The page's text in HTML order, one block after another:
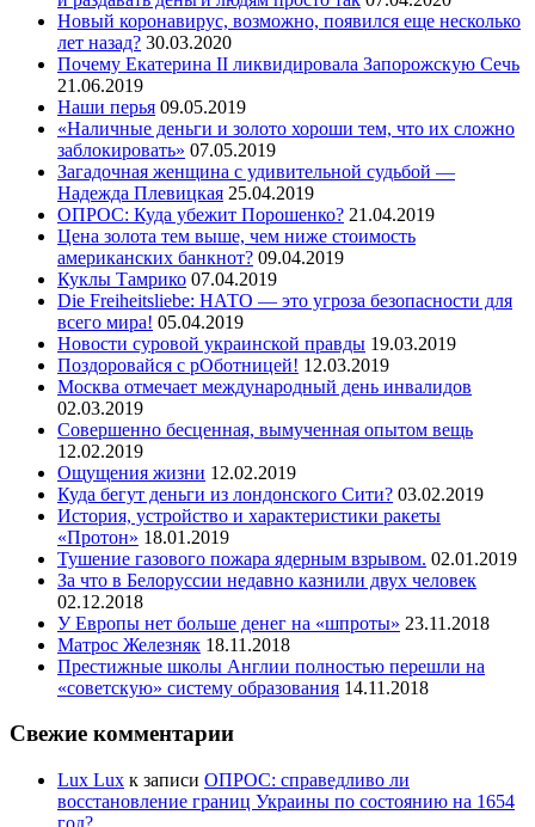
Новый коронавирус, возможно, появился еще несколько
лет назад? 30.03.2020
Почему Екатерина II ликвидировала Запорожскую Сечь
21.06.2019
Наши перья 09.05.2019
«Наличные деньги и золото хороши тем, что их сложно
заблокировать» 07.05.2019
Загадочная женщина с удивительной судьбой —
Надежда Плевицкая 25.04.2019
ОПРОС: Куда убежит Порошенко? 21.04.2019
Цена золота тем выше, чем ниже стоимость
американских банкнот? 09.04.2019
Куклы Тамрико 07.04.2019
Die Freiheitsliebe: НАТО — это угроза безопасности для
всего мира! 05.04.2019
Новости суровой украинской правды 19.03.2019
Поздоровайся с рОботницей! 12.03.2019
Москва отмечает международный день инвалидов
02.03.2019
Совершенно бесценная, вымученная опытом вещь
12.02.2019
Ощущения жизни 12.02.2019
Куда бегут деньги из лондонского Сити? 03.02.2019
История, устройство и характеристики ракеты
«Протон» 18.01.2019
Тушение газового пожара ядерным взрывом. 02.01.2019
За что в Белоруссии недавно казнили двух человек
02.12.2018
У Европы нет больше денег на «шпроты» 23.11.2018
Матрос Железняк 18.11.2018
Престижные школы Англии полностью перешли на
«советскую» систему образования 14.11.2018
Свежие комментарии
Lux Lux к записи ОПРОС: справедливо ли
восстановление границ Украины по состоянию на 1654
год?